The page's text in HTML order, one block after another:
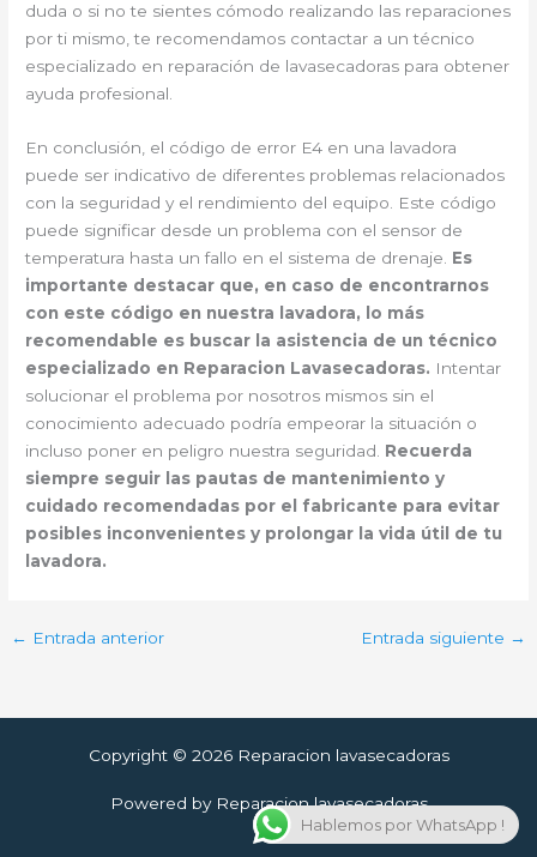
duda o si no te sientes cómodo realizando las reparaciones
por ti mismo, te recomendamos contactar a un técnico
especializado en reparación de lavasecadoras para obtener
ayuda profesional.
En conclusión, el código de error E4 en una lavadora
puede ser indicativo de diferentes problemas relacionados
con la seguridad y el rendimiento del equipo. Este código
puede significar desde un problema con el sensor de
temperatura hasta un fallo en el sistema de drenaje. Es
importante destacar que, en caso de encontrarnos
con este código en nuestra lavadora, lo más
recomendable es buscar la asistencia de un técnico
especializado en Reparacion Lavasecadoras. Intentar
solucionar el problema por nosotros mismos sin el
conocimiento adecuado podría empeorar la situación o
incluso poner en peligro nuestra seguridad. Recuerda
siempre seguir las pautas de mantenimiento y
cuidado recomendadas por el fabricante para evitar
posibles inconvenientes y prolongar la vida útil de tu
lavadora.
← Entrada anterior Entrada siguiente →
Copyright © 2026 Reparacion lavasecadoras
Powered by Reparacion lavasecadoras
Hablemos por WhatsApp !